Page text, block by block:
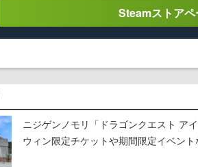
Steamストア
ニジゲンノモリ「ドラゴンクエスト ア
ウィン限定チケットや期間限定イベン